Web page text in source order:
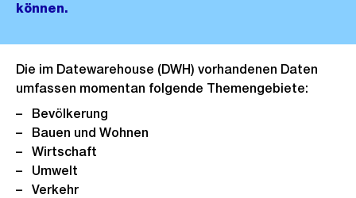
können.
Die im Datewarehouse (DWH) vorhandenen Daten
umfassen momentan folgende Themengebiete:
Bevölkerung
Bauen und Wohnen
Wirtschaft
Umwelt
Verkehr